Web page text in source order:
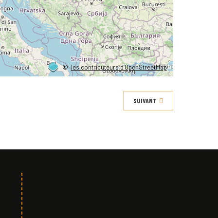
©les contributeurs d’OpenStreetMap
SUIVANT